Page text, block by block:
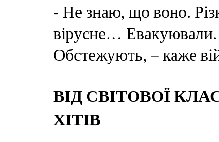
- Не знаю, що воно.
вірусне…
Обстежують, – каже
ВІД СВІТОВОЇ
ХІТІВ